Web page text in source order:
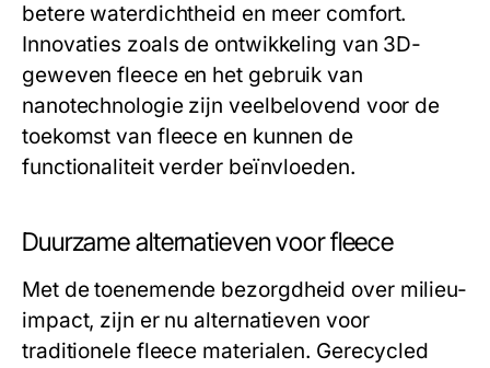
betere waterdichtheid en meer comfort.
Innovaties zoals de ontwikkeling van 3D-
geweven fleece en het gebruik van
nanotechnologie zijn veelbelovend voor de
toekomst van fleece en kunnen de
functionaliteit verder beïnvloeden.
Duurzame alternatieven voor fleece
Met de toenemende bezorgdheid over milieu-
impact, zijn er nu alternatieven voor
traditionele fleece materialen. Gerecycled